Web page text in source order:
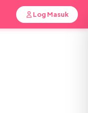
Log Masuk